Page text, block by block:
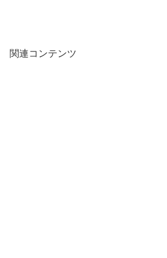
関連コンテンツ